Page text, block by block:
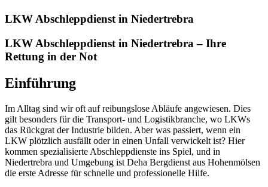
LKW Abschleppdienst in Niedertrebra
LKW Abschleppdienst in Niedertrebra – Ihre
Rettung in der Not
Einführung
Im Alltag sind wir oft auf reibungslose Abläufe angewiesen. Dies
gilt besonders für die Transport- und Logistikbranche, wo LKWs
das Rückgrat der Industrie bilden. Aber was passiert, wenn ein
LKW plötzlich ausfällt oder in einen Unfall verwickelt ist? Hier
kommen spezialisierte Abschleppdienste ins Spiel, und in
Niedertrebra und Umgebung ist Deha Bergdienst aus Hohenmölsen
die erste Adresse für schnelle und professionelle Hilfe.